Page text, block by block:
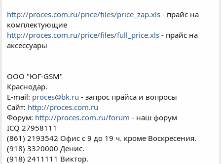
http://proces.com.ru/price/files/price_zap.xls - прайс на
комплектующие
http://proces.com.ru/price/files/full_price.xls - прайс на
аксессуары
ООО "ЮГ-GSM"
Краснодар.
E-mail: proces@bk.ru - запрос прайса и вопросы
Сайт: http://proces.com.ru
Форум: http://proces.com.ru/forum - наш форум
ICQ 27958111
(861) 2193542 Офис с 9 до 19 ч. кроме Воскресения.
(918) 3320000 Денис.
(918) 2411111 Виктор.